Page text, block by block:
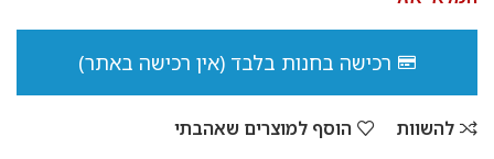
רכישה בחנות בלבד (אין רכישה באתר)
להשוות
הוסף למוצרים שאהבתי